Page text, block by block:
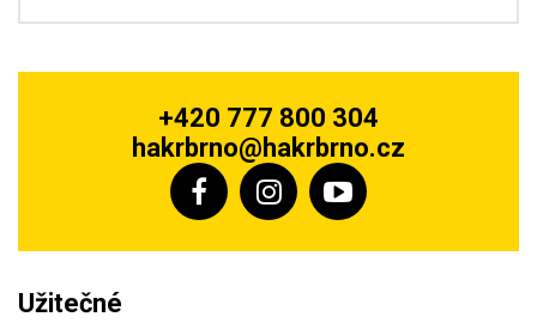
+420 777 800 304
hakrbrno@hakrbrno.cz
Užitečné